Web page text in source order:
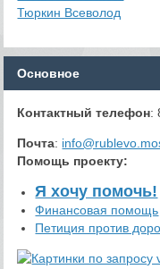
Тюркин Всеволод
Основное
Контактный телефон:
Почта:
Помощь проекту:
Я хочу помочь!
Финансовая помощь
Петиция против